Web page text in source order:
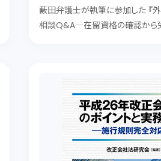
藪田弁護士が執筆に参加した 『
相談Q&A―在留資格の確認から